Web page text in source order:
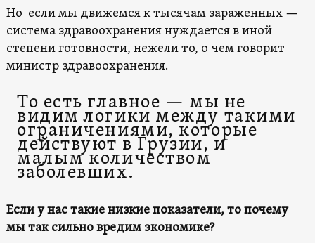
Но если мы движемся к тысячам зараженных —
система здравоохранения нуждается в иной
степени готовности, нежели то, о чем говорит
министр здравоохранения.
То есть главное — мы не
видим логики между такими
ограничениями, которые
действуют в Грузии, и
малым количеством
заболевших.
Если у нас такие низкие показатели, то почему
мы так сильно вредим экономике?